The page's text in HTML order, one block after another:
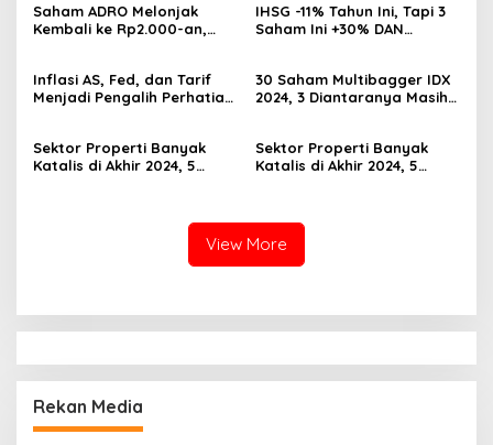
Saham ADRO Melonjak
Kembali ke Rp2.000-an,
IHSG -11% Tahun Ini, Tapi 3
Saham Ini +30% DAN
Inflasi AS, Fed, dan Tarif
Menjadi Pengalih Perhatian
30 Saham Multibagger IDX
2024, 3 Diantaranya Masih
Sektor Properti Banyak
Katalis di Akhir 2024, 5
Sektor Properti Banyak
Katalis di Akhir 2024, 5
View More
Rekan Media